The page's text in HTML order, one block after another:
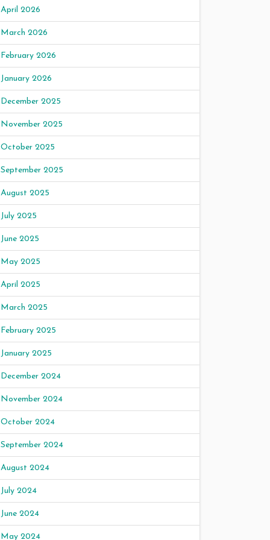
April 2026
March 2026
February 2026
January 2026
December 2025
November 2025
October 2025
September 2025
August 2025
July 2025
June 2025
May 2025
April 2025
March 2025
February 2025
January 2025
December 2024
November 2024
October 2024
September 2024
August 2024
July 2024
June 2024
May 2024